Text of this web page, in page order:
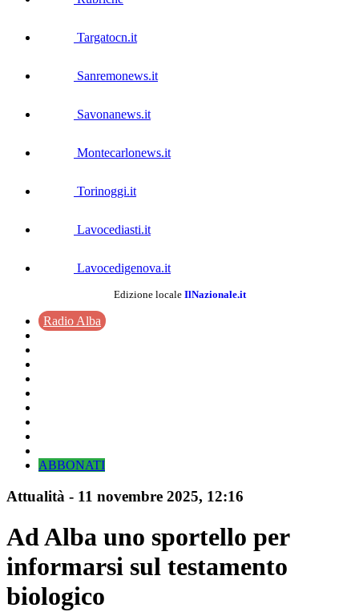
Targatocn.it
Sanremonews.it
Savonanews.it
Montecarlonews.it
Torinoggi.it
Lavocediasti.it
Lavocedigenova.it
Edizione locale IlNazionale.it
Radio Alba
ABBONATI
Attualità - 11 novembre 2025, 12:16
Ad Alba uno sportello per
informarsi sul testamento
biologico